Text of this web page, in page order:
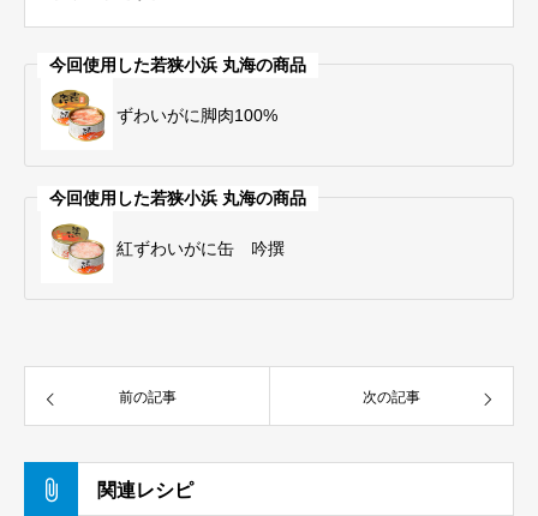
今回使用した若狭小浜 丸海の商品
ずわいがに脚肉100%
今回使用した若狭小浜 丸海の商品
紅ずわいがに缶 吟撰
前の記事 次の記事
関連レシピ